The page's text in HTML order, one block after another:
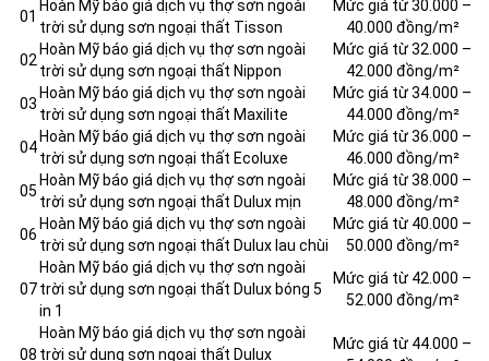
01
Hoàn Mỹ báo giá dịch vụ thợ sơn ngoài
trời sử dụng sơn ngoại thất Tisson
Mức giá từ 30.000 –
40.000 đồng/m²
02
Hoàn Mỹ báo giá dịch vụ thợ sơn ngoài
trời sử dụng sơn ngoại thất Nippon
Mức giá từ 32.000 –
42.000 đồng/m²
03
Hoàn Mỹ báo giá dịch vụ thợ sơn ngoài
trời sử dụng sơn ngoại thất Maxilite
Mức giá từ 34.000 –
44.000 đồng/m²
04
Hoàn Mỹ báo giá dịch vụ thợ sơn ngoài
trời sử dụng sơn ngoại thất Ecoluxe
Mức giá từ 36.000 –
46.000 đồng/m²
05
Hoàn Mỹ báo giá dịch vụ thợ sơn ngoài
trời sử dụng sơn ngoại thất Dulux mịn
Mức giá từ 38.000 –
48.000 đồng/m²
06
Hoàn Mỹ báo giá dịch vụ thợ sơn ngoài
trời sử dụng sơn ngoại thất Dulux lau chùi
Mức giá từ 40.000 –
50.000 đồng/m²
07
Hoàn Mỹ báo giá dịch vụ thợ sơn ngoài
trời sử dụng sơn ngoại thất Dulux bóng 5
in 1
Mức giá từ 42.000 –
52.000 đồng/m²
08
Hoàn Mỹ báo giá dịch vụ thợ sơn ngoài
trời sử dụng sơn ngoại thất Dulux
Mức giá từ 44.000 –